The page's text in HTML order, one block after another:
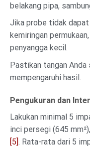
belakang pipa,
Jika probe tidak
kemiringan
penyangga kecil.
Pastikan tangan
mempengaruhi hasil.
Pengukuran dan
Lakukan minimal 5
inci persegi (645
[5]. Rata-rata dari 5